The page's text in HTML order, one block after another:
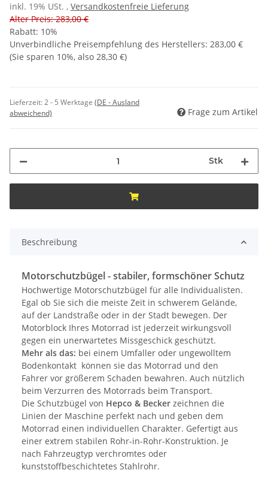
inkl. 19% USt. , Versandkostenfreie Lieferung
Alter Preis: 283,00 €
Rabatt: 10%
Unverbindliche Preisempfehlung des Herstellers: 283,00 €
(Sie sparen 10%, also 28,30 €)
Lieferzeit:2 - 5 Werktage (DE - Ausland
abweichend)
Frage zum Artikel
Stk
Beschreibung
Motorschutzbügel - stabiler, formschöner Schutz
Hochwertige Motorschutzbügel für alle Individualisten.
Egal ob Sie sich die meiste Zeit in schwerem Gelände,
auf der Landstraße oder in der Stadt bewegen. Der
Motorblock Ihres Motorrad ist jederzeit wirkungsvoll
gegen ein unerwartetes Missgeschick geschützt.
Mehr als das: bei einem Umfaller oder ungewolltem
Bodenkontakt können sie das Motorrad und den
Fahrer vor größerem Schaden bewahren. Auch nützlich
beim Verzurren des Motorrads beim Transport.
Die Schutzbügel von Hepco & Becker zeichnen die
Linien der Maschine perfekt nach und geben dem
Motorrad einen individuellen Charakter. Gefertigt aus
einer extrem stabilen Rohr-in-Rohr-Konstruktion. Je
nach Fahrzeugtyp verchromtes oder
kunststoffbeschichtetes Stahlrohr.